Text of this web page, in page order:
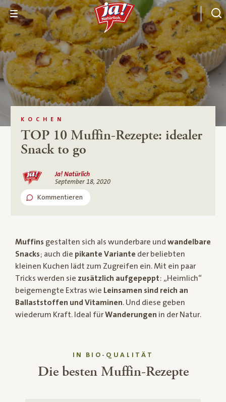
KOCHEN
TOP 10 Muffin-Rezepte: idealer
Snack to go
Ja! Natürlich
September 18, 2020
Kommentieren
Muffins gestalten sich als wunderbare und wandelbare
Snacks; auch die pikante Variante der beliebten
kleinen Kuchen lädt zum Zugreifen ein. Mit ein paar
Tricks werden sie zusätzlich aufgepeppt: „Heimlich“
beigemengte Extras wie Leinsamen sind reich an
Ballaststoffen und Vitaminen. Und diese geben
wiederum Kraft. Ideal fürWanderungen in der Natur.
IN BIO-QUALITÄT
Die besten Muffin-Rezepte